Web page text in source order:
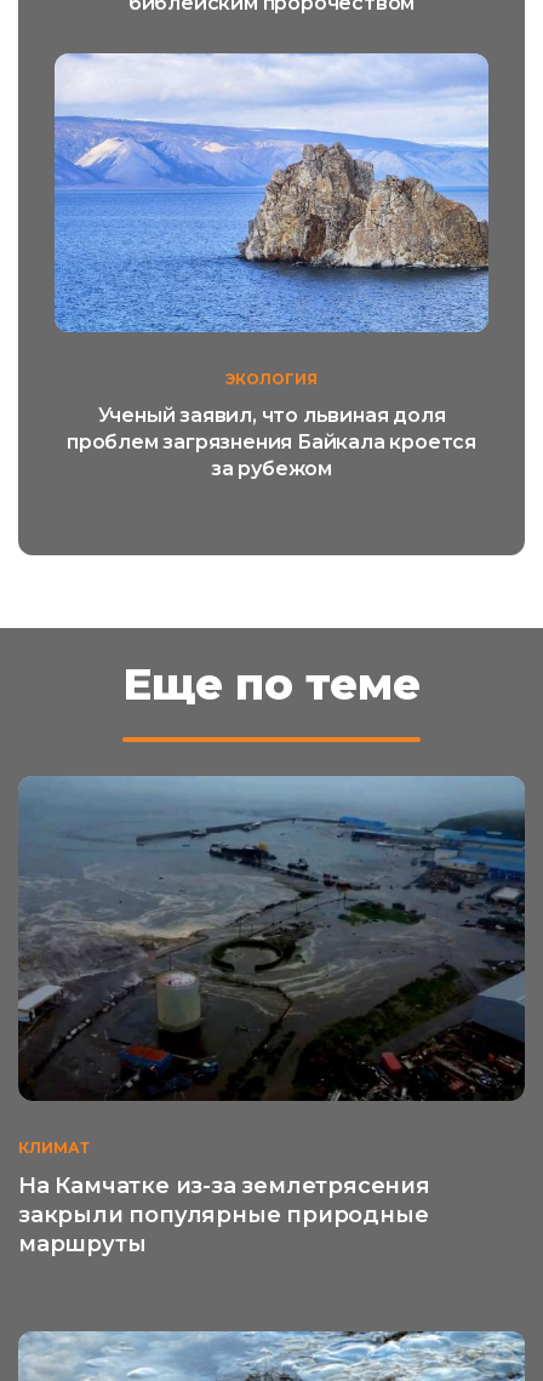
ЭКОЛОГИЯ
Ученый заявил, что львиная доля
проблем загрязнения Байкала кроется
за рубежом
Еще по теме
КЛИМАТ
На Камчатке из-за землетрясения
закрыли популярные природные
маршруты